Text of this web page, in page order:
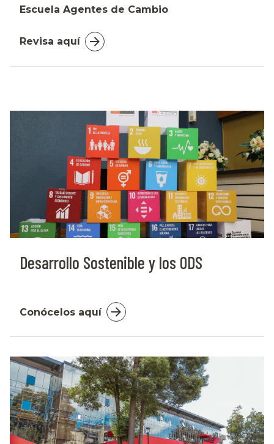
Escuela Agentes de Cambio
Revisa aquí
Desarrollo Sostenible y los ODS
Conócelos aquí